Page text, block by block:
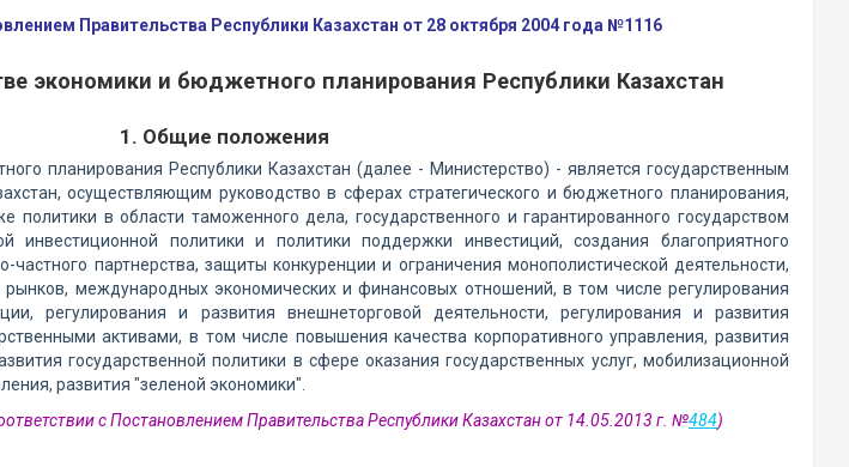
Правительства Республики Казахстан от 28 октября 2004 года №1116
экономики и бюджетного планирования Республики Казахстан
1. Общие положения
планирования Республики Казахстан (далее - Министерство) - является государственным
осуществляющим руководство в сферах стратегического и бюджетного планирования,
в области таможенного дела, государственного и гарантированного государством
инвестиционной политики и политики поддержки инвестиций, создания благоприятного
частного партнерства, защиты конкуренции и ограничения монополистической деятельности,
международных экономических и финансовых отношений, в том числе регулирования
регулирования и развития внешнеторговой деятельности, регулирования и развития
активами, в том числе повышения качества корпоративного управления, развития
государственной политики в сфере оказания государственных услуг, мобилизационной
развития "зеленой экономики".
с Постановлением Правительства Республики Казахстан от 14.05.2013 г. №484)